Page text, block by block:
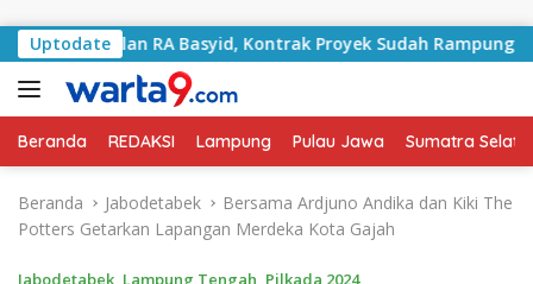
Uptodate
Jalan RA Basyid, Kontrak Proyek Sudah Rampung
Beranda REDAKSI Lampung Pulau Jawa Sumatra
Beranda Jabodetabek
Bersama Ardjuno Andika dan Kiki The
Potters Getarkan Lapangan Merdeka Kota Gajah
Jabodetabek, Lampung Tengah, Pilkada 2024